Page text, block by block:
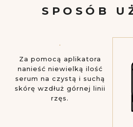
SPOSÓB
Za pomocą aplikatora
nanieść niewielką ilość
serum na czystą i suchą
skórę wzdłuż górnej linii
rzęs.